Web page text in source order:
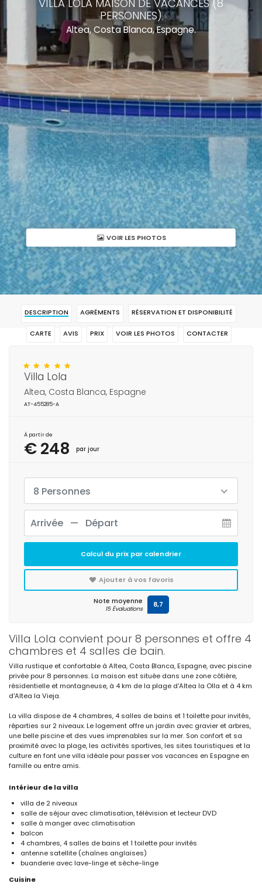
VILLA LOLA MAISON DE VACANCES (8
PERSONNES)
Altea, Costa Blanca, Espagne.
VOIR LES PHOTOS
DESCRIPTION AGRÉMENTS RÉSERVATION ET DISPONIBILITÉ
CARTE AVIS PRIX VOIR LES PHOTOS CONTACTER
Villa Lola convient pour 8 personnes et offre 4
chambres et 4 salles de bain.
Villa rustique et confortable à Altea, Costa Blanca, Espagne, avec piscine
privée pour 8 personnes. La maison est située dans une zone côtière,
résidentielle et montagneuse, à 4 km de la plage d'Altea la Olla et à 4 km
d'Altea la Vieja.
La villa dispose de 4 chambres, 4 salles de bains et 1 toilette pour invités,
réparties sur 2 niveaux. Le logement offre un jardin avec gravier et arbres,
une belle piscine et des vues imprenables sur la mer. Son confort et sa
proximité avec la plage, les activités sportives, les sites touristiques et la
culture en font une villa idéale pour passer vos vacances en Espagne en
famille ou entre amis.
Intérieur de la villa
villa de 2 niveaux
salle de séjour avec climatisation, télévision et lecteur DVD
salle à manger avec climatisation
balcon
4 chambres, 4 salles de bains et 1 toilette pour invités
antenne satellite (chaînes anglaises)
buanderie avec lave-linge et sèche-linge
Cuisine
Villa Lola
Altea, Costa Blanca, Espagne
AT-455285-A
À partir de
€ 248 par jour
8 Personnes
Calcul du prix par calendrier
Ajouter à vos favoris
Note moyenne
15 Évaluations 8,7